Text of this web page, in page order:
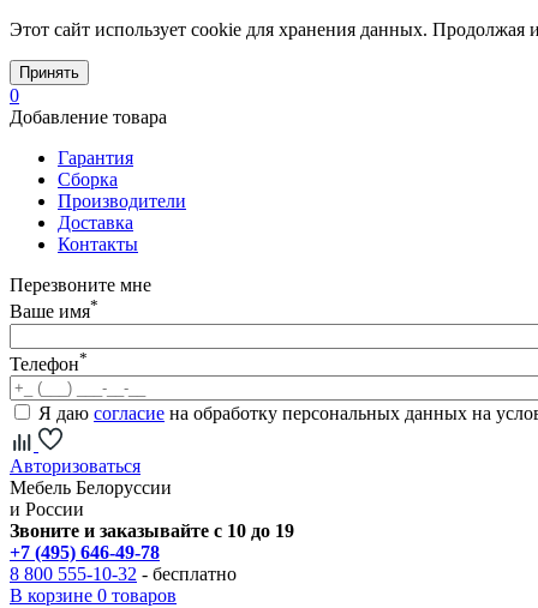
Этот сайт использует cookie для хранения данных. Продолжая
Принять
0
Добавление товара
Гарантия
Сборка
Производители
Доставка
Контакты
Перезвоните мне
Ваше имя*
Телефон*
Я даю согласие на обработку персональных данных на
Авторизоваться
Мебель Белоруссии
и России
Звоните и заказывайте с 10 до 19
+7 (495) 646-49-78
8 800 555-10-32 - бесплатно
В корзине 0 товаров